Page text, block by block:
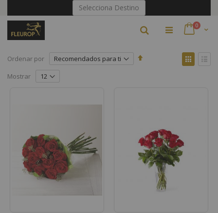
contenido
Selecciona Destino
Cart
0
Buscar
Ordenar por
Fijar
Mostrar